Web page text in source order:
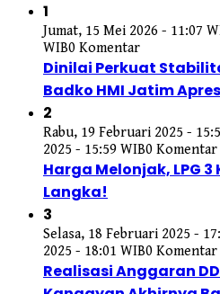
1
Jumat, 15 Mei 2026 - 11:07
WIB0 Komentar
Dinilai Perkuat
Badko HMI Jatim
2
Rabu, 19 Februari 2025 -
2025 - 15:59 WIB0 Komentar
Harga Melonjak, LPG
Langka!
3
Selasa, 18 Februari 2025 -
2025 - 18:01 WIB0 Komentar
Realisasi Anggaran